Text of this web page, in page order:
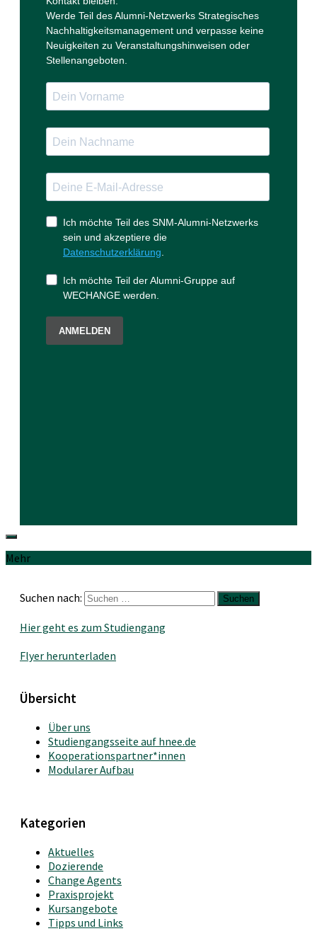
Mehr
Suchen nach:
Hier geht es zum Studiengang
Flyer herunterladen
Übersicht
Über uns
Studiengangsseite auf hnee.de
Kooperationspartner*innen
Modularer Aufbau
Kategorien
Aktuelles
Dozierende
Change Agents
Praxisprojekt
Kursangebote
Tipps und Links